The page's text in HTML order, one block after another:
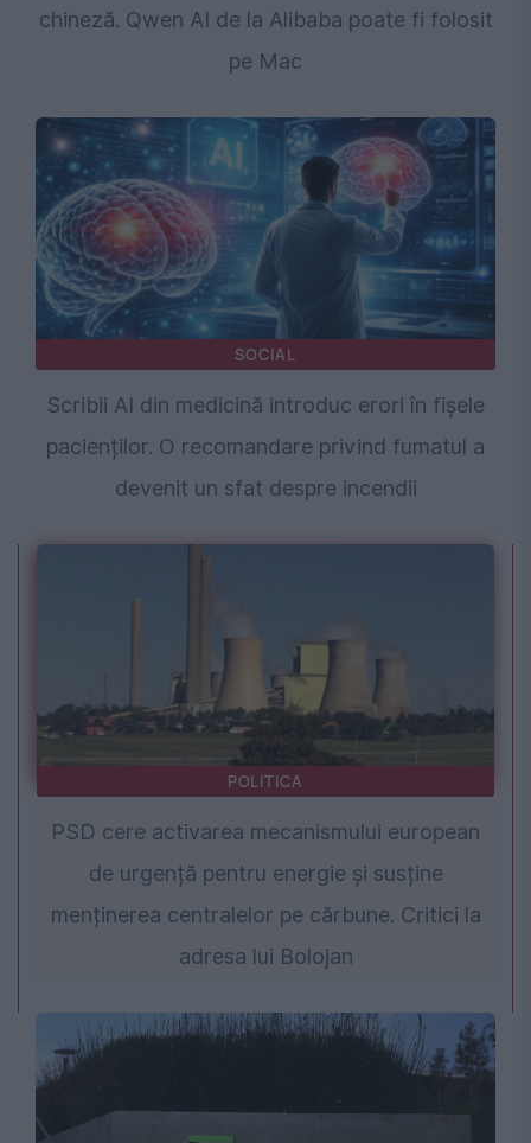
chineză. Qwen AI de la Alibaba poate fi folosit
pe Mac
SOCIAL
Scribii AI din medicină introduc erori în fișele
pacienților. O recomandare privind fumatul a
devenit un sfat despre incendii
POLITICA
PSD cere activarea mecanismului european
de urgență pentru energie și susține
menținerea centralelor pe cărbune. Critici la
adresa lui Bolojan